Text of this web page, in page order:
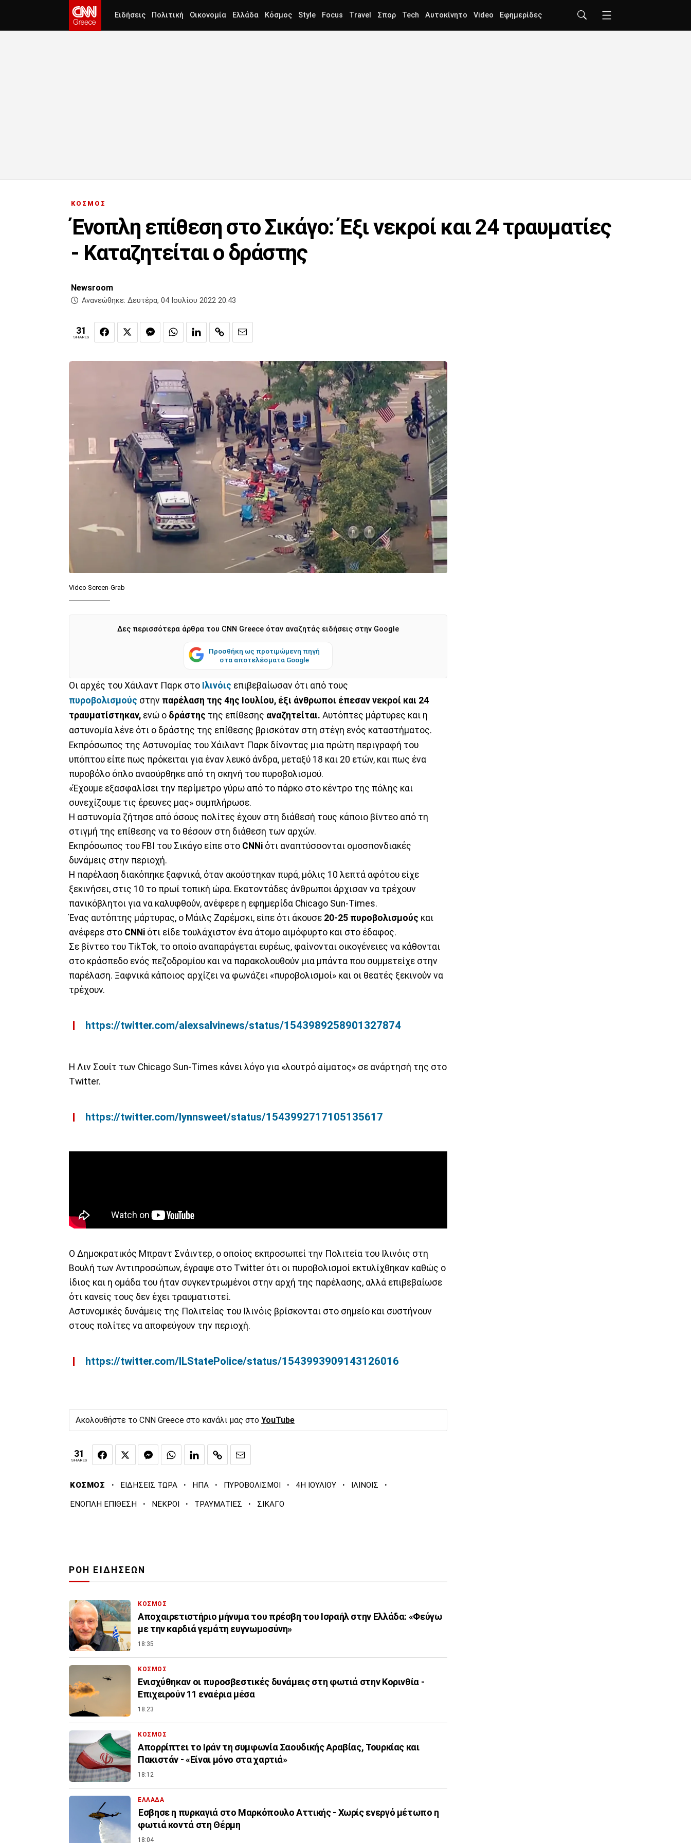
Ειδήσεις Πολιτική Οικονομία Ελλάδα Κόσμος Style Focus Travel Σπορ Tech Αυτοκίνητο Video Εφημερίδες
ΚΟΣΜΟΣ
Ένοπλη επίθεση στο Σικάγο: Έξι νεκροί και 24 τραυματίες
- Καταζητείται ο δράστης
Newsroom
Ανανεώθηκε: Δευτέρα, 04 Ιουλίου 2022 20:43
31
SHARES
Video Screen-Grab
Δες περισσότερα άρθρα του CNN Greece όταν αναζητάς ειδήσεις στην Google
Προσθήκη ως προτιμώμενη πηγή
στα αποτελέσματα Google
Οι αρχές του Χάιλαντ Παρκ στο Ιλινόις επιβεβαίωσαν ότι από τους
πυροβολισμούς στην παρέλαση της 4ης Ιουλίου, έξι άνθρωποι έπεσαν νεκροί και 24
τραυματίστηκαν, ενώ ο δράστης της επίθεσης αναζητείται. Αυτόπτες μάρτυρες και η
αστυνομία λένε ότι ο δράστης της επίθεσης βρισκόταν στη στέγη ενός καταστήματος.
Εκπρόσωπος της Αστυνομίας του Χάιλαντ Παρκ δίνοντας μια πρώτη περιγραφή του
υπόπτου είπε πως πρόκειται για έναν λευκό άνδρα, μεταξύ 18 και 20 ετών, και πως ένα
πυροβόλο όπλο ανασύρθηκε από τη σκηνή του πυροβολισμού.
«Έχουμε εξασφαλίσει την περίμετρο γύρω από το πάρκο στο κέντρο της πόλης και
συνεχίζουμε τις έρευνες μας» συμπλήρωσε.
Η αστυνομία ζήτησε από όσους πολίτες έχουν στη διάθεσή τους κάποιο βίντεο από τη
στιγμή της επίθεσης να το θέσουν στη διάθεση των αρχών.
Eκπρόσωπος του FBI του Σικάγο είπε στο CNNi ότι αναπτύσσονται ομοσπονδιακές
δυνάμεις στην περιοχή.
Η παρέλαση διακόπηκε ξαφνικά, όταν ακούστηκαν πυρά, μόλις 10 λεπτά αφότου είχε
ξεκινήσει, στις 10 το πρωί τοπική ώρα. Εκατοντάδες άνθρωποι άρχισαν να τρέχουν
πανικόβλητοι για να καλυφθούν, ανέφερε η εφημερίδα Chicago Sun-Times.
Ένας αυτόπτης μάρτυρας, ο Μάιλς Ζαρέμσκι, είπε ότι άκουσε 20-25 πυροβολισμούς και
ανέφερε στο CNNi ότι είδε τουλάχιστον ένα άτομο αιμόφυρτο και στο έδαφος.
Σε βίντεο του TikTok, το οποίο αναπαράγεται ευρέως, φαίνονται οικογένειες να κάθονται
στο κράσπεδο ενός πεζοδρομίου και να παρακολουθούν μια μπάντα που συμμετείχε στην
παρέλαση. Ξαφνικά κάποιος αρχίζει να φωνάζει «πυροβολισμοί» και οι θεατές ξεκινούν να
τρέχουν.
https://twitter.com/alexsalvinews/status/1543989258901327874
Η Λιν Σουίτ των Chicago Sun-Times κάνει λόγο για «λουτρό αίματος» σε ανάρτησή της στο
Twitter.
https://twitter.com/lynnsweet/status/1543992717105135617
Ο Δημοκρατικός Μπραντ Σνάιντερ, ο οποίος εκπροσωπεί την Πολιτεία του Ιλινόις στη
Βουλή των Αντιπροσώπων, έγραψε στο Twitter ότι οι πυροβολισμοί εκτυλίχθηκαν καθώς ο
ίδιος και η ομάδα του ήταν συγκεντρωμένοι στην αρχή της παρέλασης, αλλά επιβεβαίωσε
ότι κανείς τους δεν έχει τραυματιστεί.
Αστυνομικές δυνάμεις της Πολιτείας του Ιλινόις βρίσκονται στο σημείο και συστήνουν
στους πολίτες να αποφεύγουν την περιοχή.
https://twitter.com/ILStatePolice/status/1543993909143126016
Ακολουθήστε το CNN Greece στο κανάλι μας στο YouTube
31
SHARES
ΚΟΣΜΟΣ · ΕΙΔΗΣΕΙΣ ΤΩΡΑ · ΗΠΑ · ΠΥΡΟΒΟΛΙΣΜΟΙ · 4Η ΙΟΥΛΙΟΥ · ΙΛΙΝΟΙΣ ·
ΕΝΟΠΛΗ ΕΠΙΘΕΣΗ · ΝΕΚΡΟΙ · ΤΡΑΥΜΑΤΙΕΣ · ΣΙΚΑΓΟ
ΡΟΗ ΕΙΔΗΣΕΩΝ
ΚΟΣΜΟΣ
Αποχαιρετιστήριο μήνυμα του πρέσβη του Ισραήλ στην Ελλάδα: «Φεύγω
με την καρδιά γεμάτη ευγνωμοσύνη»
18:35
ΚΟΣΜΟΣ
Ενισχύθηκαν οι πυροσβεστικές δυνάμεις στη φωτιά στην Κορινθία -
Επιχειρούν 11 εναέρια μέσα
18:23
ΚΟΣΜΟΣ
Απορρίπτει το Ιράν τη συμφωνία Σαουδικής Αραβίας, Τουρκίας και
Πακιστάν - «Είναι μόνο στα χαρτιά»
18:12
ΕΛΛΑΔΑ
Έσβησε η πυρκαγιά στο Μαρκόπουλο Αττικής - Χωρίς ενεργό μέτωπο η
φωτιά κοντά στη Θέρμη
18:04